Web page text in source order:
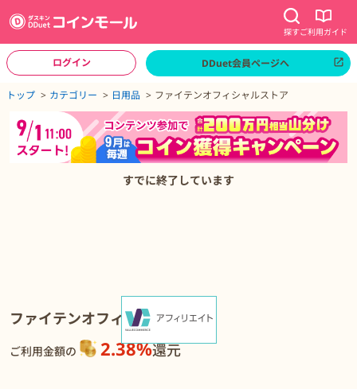
探すご利用ガイド
ログイン DDuet会員ページへ
トップ カテゴリー 日用品 ファイテンオフィシャルストア
ファイテンオフィシャルストアの詳細
すでに終了しています
ファイテンオフィシャルストア
ご利用金額の 2.38%還元
ジトップへ